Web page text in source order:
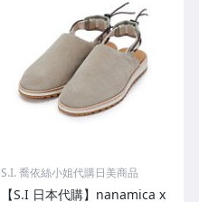
S.I. 喬依絲小姐代購日美商品
【S.I 日本代購】nanamica x